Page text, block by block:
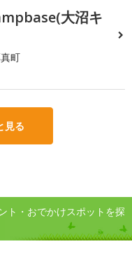
大沼キ
町
見る
ト・おでかけスポットを探